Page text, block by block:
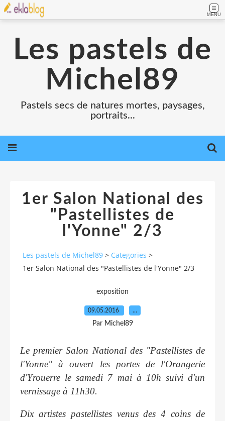
MENU
Les pastels de
Michel89
Pastels secs de natures mortes, paysages,
portraits...
1er Salon National des
"Pastellistes de
l'Yonne" 2/3
Les pastels de Michel89 > Categories >
1er Salon National des "Pastellistes de l'Yonne" 2/3
exposition
09.05.2016 …
Par Michel89
Le premier Salon National des "Pastellistes de
l'Yonne" à ouvert les portes de l'Orangerie
d'Yrouerre le samedi 7 mai à 10h suivi d'un
vernissage à 11h30.
Dix artistes pastellistes venus des 4 coins de